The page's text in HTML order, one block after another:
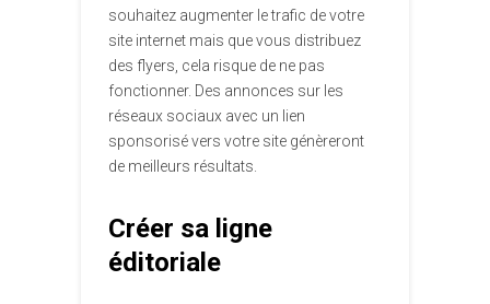
souhaitez augmenter le trafic de votre
site internet mais que vous distribuez
des flyers, cela risque de ne pas
fonctionner. Des annonces sur les
réseaux sociaux avec un lien
sponsorisé vers votre site génèreront
de meilleurs résultats.
Créer sa ligne
éditoriale